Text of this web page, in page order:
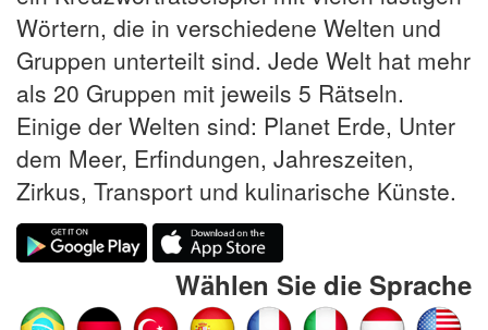
Wörtern, die in verschiedene Welten und
Gruppen unterteilt sind. Jede Welt hat mehr
als 20 Gruppen mit jeweils 5 Rätseln.
Einige der Welten sind: Planet Erde, Unter
dem Meer, Erfindungen, Jahreszeiten,
Zirkus, Transport und kulinarische Künste.
Wählen Sie die Sprache